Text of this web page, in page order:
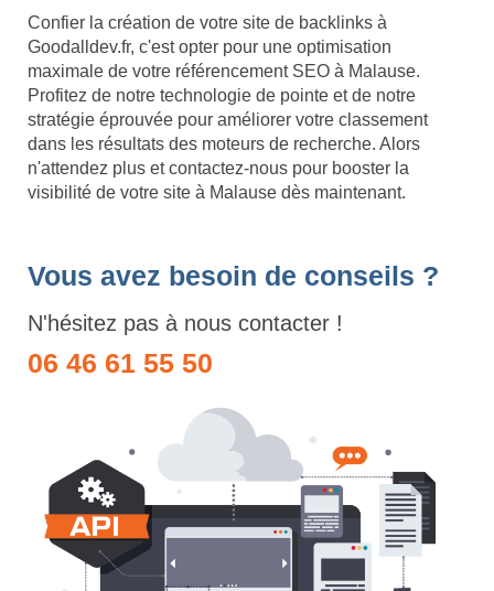
Confier la création de votre site de backlinks à
Goodalldev.fr, c'est opter pour une optimisation
maximale de votre référencement SEO à Malause.
Profitez de notre technologie de pointe et de notre
stratégie éprouvée pour améliorer votre classement
dans les résultats des moteurs de recherche. Alors
n'attendez plus et contactez-nous pour booster la
visibilité de votre site à Malause dès maintenant.
Vous avez besoin de conseils ?
N'hésitez pas à nous contacter !
06 46 61 55 50